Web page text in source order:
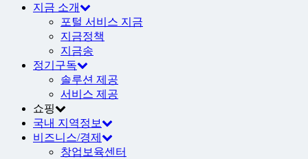
지금 소개
포털 서비스 지금
지금정책
지금송
정기구독
솔루션 제공
서비스 제공
쇼핑
국내 지역정보
비즈니스/경제
창업보육센터